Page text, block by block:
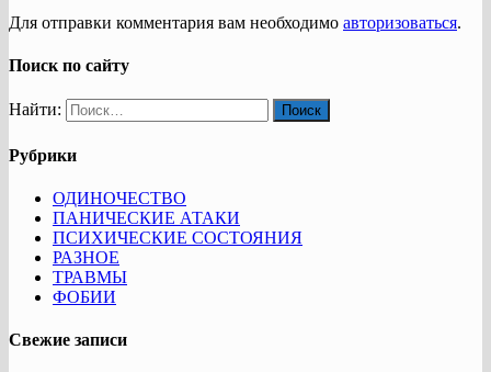
Для отправки комментария вам необходимо авторизоваться.
Поиск по сайту
Найти:
Рубрики
ОДИНОЧЕСТВО
ПАНИЧЕСКИЕ АТАКИ
ПСИХИЧЕСКИЕ СОСТОЯНИЯ
РАЗНОЕ
ТРАВМЫ
ФОБИИ
Свежие записи